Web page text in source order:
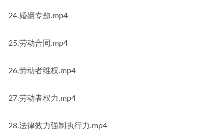
24.婚姻专题.mp4
25.劳动合同.mp4
26.劳动者维权.mp4
27.劳动者权力.mp4
28.法律效力强制执行力.mp4